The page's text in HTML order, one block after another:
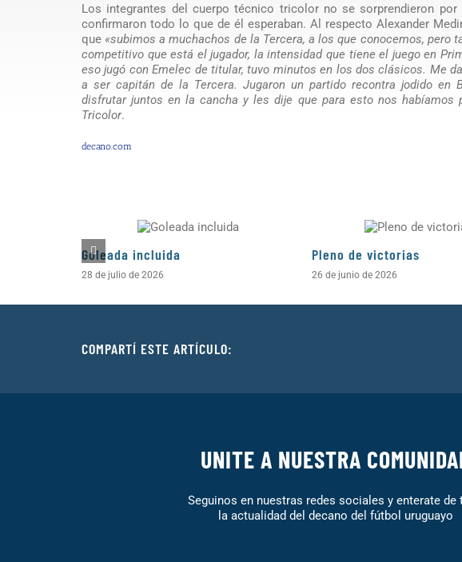
Los integrantes del cuerpo técnico tricolor no se sorprendieron
confirmaron todo lo que de él esperaban. Al respecto Alexander
que «subimos a muchachos de la Tercera, a los que conocemos, pero
competitivo que está el jugador, la intensidad que tiene el juego en
eso jugó con Emelec de titular, tuvo minutos en los dos clásicos. Me
a ser capitán de la Tercera. Jugaron un partido recontra jodido en
disfrutar juntos en la cancha y les dije que para esto nos habíamos
Tricolor.
decano.com
Goleada incluida
28 de julio de 2026
Pleno de victorias
26 de junio de 2026
COMPARTÍ ESTE ARTÍCULO:
UNITE A NUESTRA
Seguinos en nuestras redes sociales y enterate de
la actualidad del decano del fútbol uruguayo